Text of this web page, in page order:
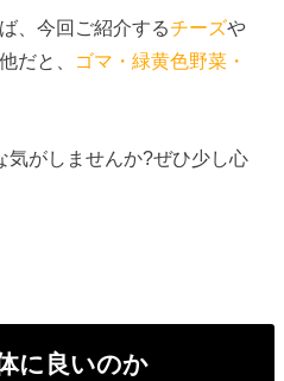
、今回ご紹介するチーズや
だと、 ゴマ・緑黄色野菜・
気がしませんか?ぜひ少し心
に良いのか